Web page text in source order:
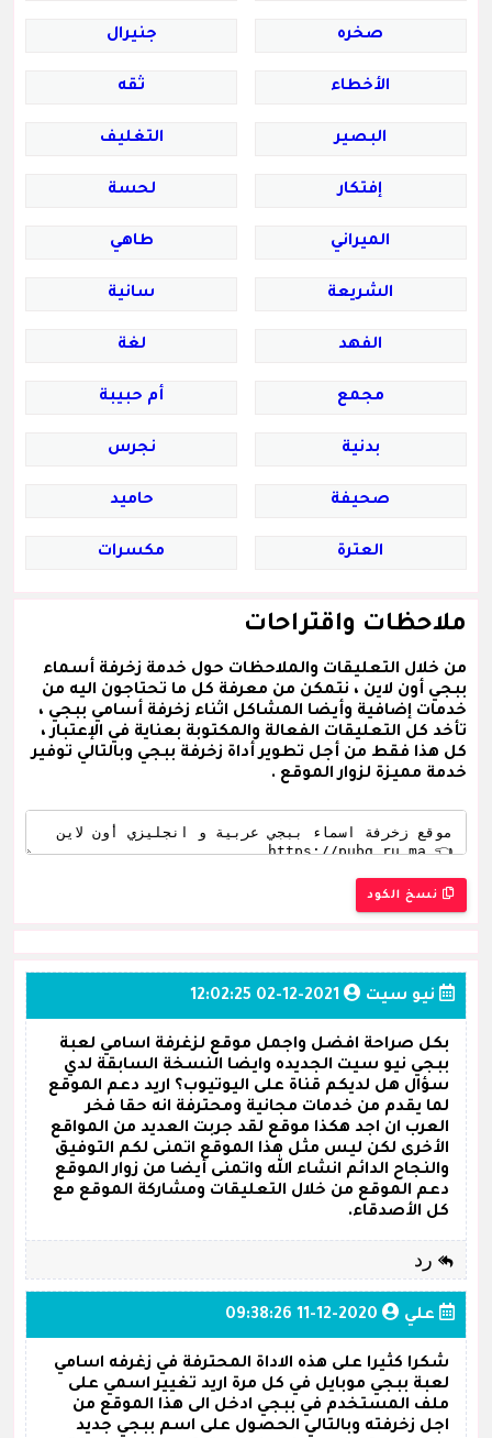
صخره جنيرال
الأخطاء ثقه
البصير التغليف
إفتكار لحسة
الميراني طاهي
الشريعة سانية
الفهد لغة
مجمع أم حبيبة
بدنية نجرس
صحيفة حاميد
العترة مكسرات
ملاحظات واقتراحات
من خلال التعليقات والملاحظات حول خدمة زخرفة أسماء
ببجي أون لاين ، نتمكن من معرفة كل ما تحتاجون اليه من
خدمات إضافية وأيضا المشاكل اثناء زخرفة أسامي ببجي ،
تأخد كل التعليقات الفعالة والمكتوبة بعناية في الإعتبار ،
كل هذا فقط من أجل تطوير أداة زخرفة ببجي وبالتالي توفير
خدمة مميزة لزوار الموقع .
نسخ الكود
نيو سيت 2021-12-02 12:02:25
بكل صراحة افضل واجمل موقع لزغرفة اسامي لعبة
ببجي نيو سيت الجديده وايضا النسخة السابقة لدي
سؤال هل لديكم قناة على اليوتيوب؟ اريد دعم الموقع
لما يقدم من خدمات مجانية ومحترفة انه حقا فخر
العرب ان اجد هكذا موقع لقد جربت العديد من المواقع
الأخرى لكن ليس مثل هذا الموقع اتمنى لكم التوفيق
والنجاح الدائم انشاء الله واتمنى أيضا من زوار الموقع
دعم الموقع من خلال التعليقات ومشاركة الموقع مع
كل الأصدقاء.
رد
علي 2020-12-11 09:38:26
شكرا كثيرا على هذه الاداة المحترفة في زغرفه اسامي
لعبة ببجي موبايل في كل مرة اريد تغيير اسمي على
ملف المستخدم في ببجي ادخل الى هذا الموقع من
اجل زخرفته وبالتالي الحصول على اسم ببجي جديد